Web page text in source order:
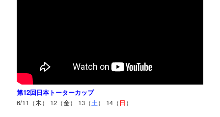
第12回日本トーターカップ
6/11（木） 12（金） 13（土） 14（ 日 ）